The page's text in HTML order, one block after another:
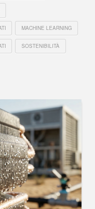
MACHINE LEARNING
SOSTENIBILITÀ